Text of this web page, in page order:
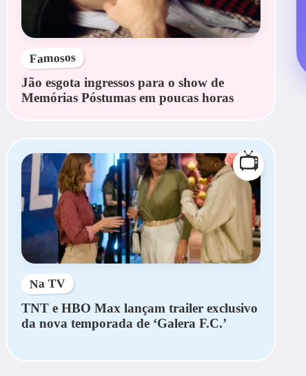
Famosos
Jão esgota ingressos para o show de
Memórias Póstumas em poucas horas
📺
Na TV
TNT e HBO Max lançam trailer exclusivo
da nova temporada de ‘Galera F.C.’